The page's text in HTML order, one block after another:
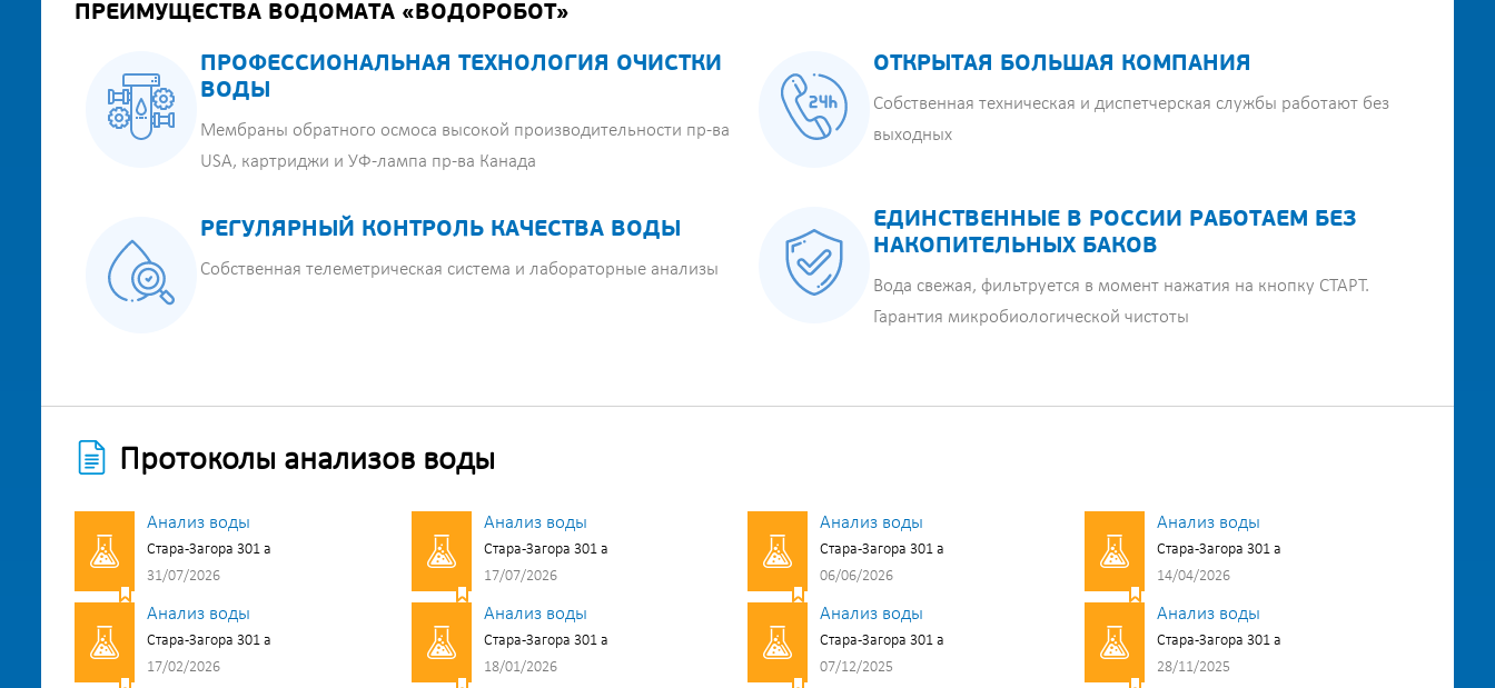
ПРЕИМУЩЕСТВА ВОДОМАТА «ВОДОРОБОТ»
ПРОФЕССИОНАЛЬНАЯ ТЕХНОЛОГИЯ ОЧИСТКИ
ВОДЫ
Мембраны обратного осмоса высокой производительности пр-ва
USA, картриджи и УФ-лампа пр-ва Канада
РЕГУЛЯРНЫЙ КОНТРОЛЬ КАЧЕСТВА ВОДЫ
Собственная телеметрическая система и лабораторные анализы
ОТКРЫТАЯ БОЛЬШАЯ КОМПАНИЯ
Собственная техническая и диспетчерская службы работают без
выходных
ЕДИНСТВЕННЫЕ В РОССИИ РАБОТАЕМ БЕЗ
НАКОПИТЕЛЬНЫХ БАКОВ
Вода свежая, фильтруется в момент нажатия на кнопку СТАРТ.
Гарантия микробиологической чистоты
Протоколы анализов воды
Анализ воды
Стара-Загора 301 а
31/07/2026
Анализ воды
Стара-Загора 301 а
17/07/2026
Анализ воды
Стара-Загора 301 а
06/06/2026
Анализ воды
Стара-Загора 301 а
14/04/2026
Анализ воды
Стара-Загора 301 а
17/02/2026
Анализ воды
Стара-Загора 301 а
18/01/2026
Анализ воды
Стара-Загора 301 а
07/12/2025
Анализ воды
Стара-Загора 301 а
28/11/2025